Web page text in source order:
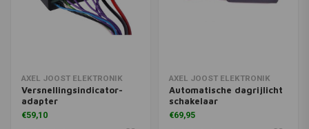
AXEL JOOST ELEKTRONIK
Versnellingsindicator-
adapter
€59,10
AXEL JOOST ELEKTRONIK
Automatische dagrijlicht
schakelaar
€69,95